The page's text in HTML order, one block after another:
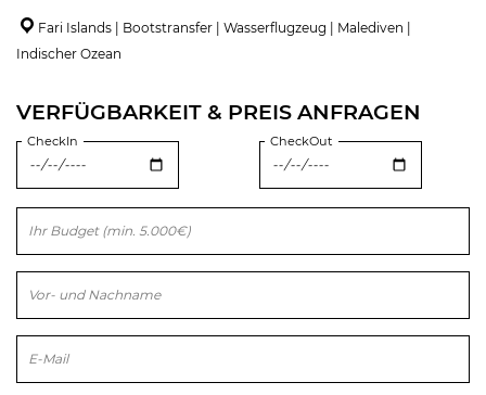
Fari Islands | Bootstransfer | Wasserflugzeug | Malediven |
Indischer Ozean
VERFÜGBARKEIT & PREIS ANFRAGEN
CheckIn CheckOut
Bitte lasse dieses Feld leer.